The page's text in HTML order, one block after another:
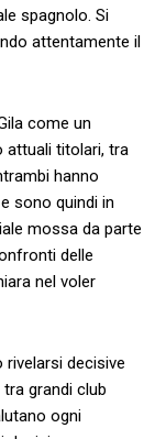
spagnolo. Si
attentamente il
come ‍un
attuali titolari, tra
hanno
sono quindi​ in
​mossa da parte
delle
nel voler
​decisive
grandi club
ogni